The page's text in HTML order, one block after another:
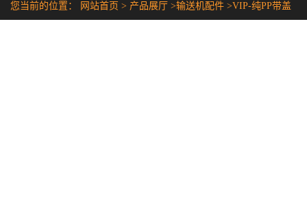
您当前的位置： 网站首页 > 产品展厅 >输送机配件 >VIP-纯PP带盖